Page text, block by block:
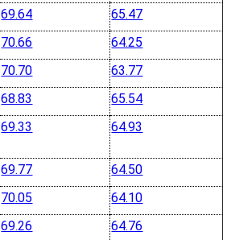
69.64 65.47
70.66 64.25
70.70 63.77
68.83 65.54
69.33 64.93
69.77 64.50
70.05 64.10
69.26 64.76